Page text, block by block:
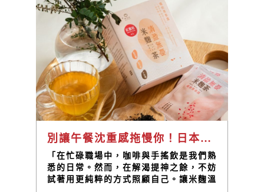
別讓午餐沈重感拖慢你！日本流行的「喝的青春露」：【禾乃川米麴茶】解膩順暢、零咖啡因，適合全家大小的日日溫潤應援！
「在忙碌職場中，咖啡與手搖飲是我們熟
悉的日常。然而，在解渴提神之餘，不妨
試著用更純粹的方式照顧自己。讓米麴溫